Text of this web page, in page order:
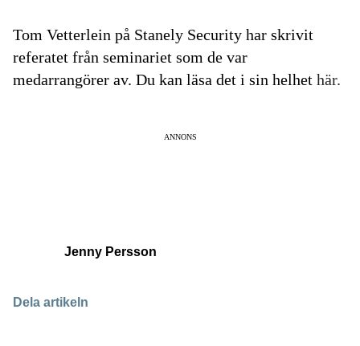
Tom Vetterlein på Stanely Security har skrivit
referatet från seminariet som de var
medarrangörer av. Du kan läsa det i sin helhet här.
ANNONS
Jenny Persson
Dela artikeln